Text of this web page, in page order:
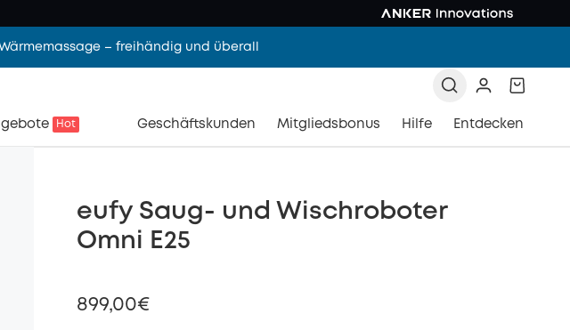
– freihändig und überall
Hot Geschäftskunden Mitgliedsbonus Hilfe Entdecken
eufy Saug- und Wischroboter
Omni E25
899,00€